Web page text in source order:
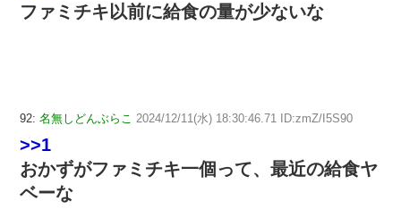
ファミチキ以前に給食の量が少ないな
92: 名無しどんぶらこ 2024/12/11(水) 18:30:46.71 ID:zmZ/I5S90
>>1
おかずがファミチキ一個って、最近の給食ヤ
ベーな